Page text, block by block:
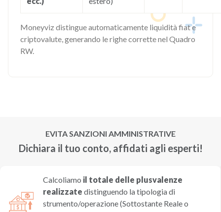
Moneyviz distingue automaticamente liquidità fiat e
criptovalute, generando le righe corrette nel Quadro
RW.
EVITA SANZIONI AMMINISTRATIVE
Dichiara il tuo conto, affidati agli esperti!
Calcoliamo il totale delle plusvalenze
realizzate distinguendo la tipologia di
strumento/operazione (Sottostante Reale o